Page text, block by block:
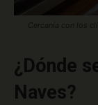
Cercanía con los
¿Dónde
Naves?